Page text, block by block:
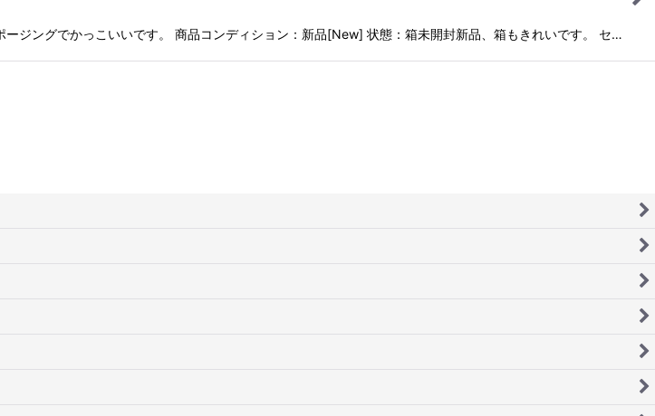
絞り込む
ジングでかっこいいです。 商品コンディション：新品[New] 状態：箱未開封新品、箱もきれいです。 セ…